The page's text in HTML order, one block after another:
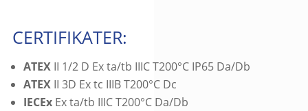
CERTIFIKATER:
ATEXII 1/2 D Ex ta/tb IIIC T200°C IP65 Da/Db
ATEXII 3D Ex tc IIIB T200°C Dc
IECEx Ex ta/tb IIIC T200°C Da/Db